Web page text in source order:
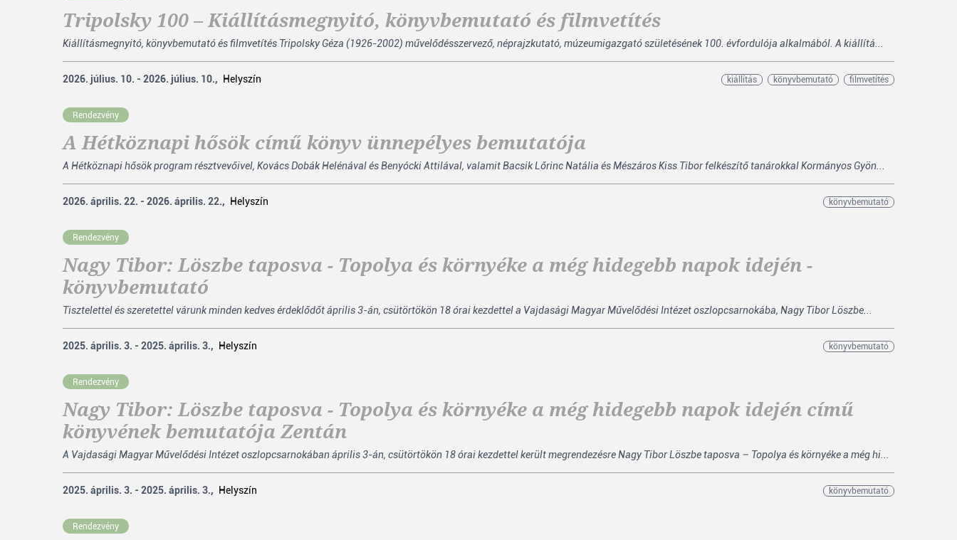
Tripolsky 100 – Kiállításmegnyitó, könyvbemutató és filmvetítés
Kiállításmegnyitó, könyvbemutató és filmvetítés Tripolsky Géza (1926-2002) művelődésszervező, néprajzkutató, múzeumigazgató születésének 100. évfordulója alkalmából. A kiállítá...
2026. július. 10. - 2026. július. 10., Helyszín kiállítás könyvbemutató filmvetítés
Rendezvény
A Hétköznapi hősök című könyv ünnepélyes bemutatója
A Hétköznapi hősök program résztvevőivel, Kovács Dobák Helénával és Benyócki Attilával, valamit Bacsik Lőrinc Natália és Mészáros Kiss Tibor felkészítő tanárokkal Kormányos Gyön...
2026. április. 22. - 2026. április. 22., Helyszín könyvbemutató
Rendezvény
Nagy Tibor: Löszbe taposva - Topolya és környéke a még hidegebb napok idején -
könyvbemutató
Tisztelettel és szeretettel várunk minden kedves érdeklődőt április 3-án, csütörtökön 18 órai kezdettel a Vajdasági Magyar Művelődési Intézet oszlopcsarnokába, Nagy Tibor Löszbe...
2025. április. 3. - 2025. április. 3., Helyszín könyvbemutató
Rendezvény
Nagy Tibor: Löszbe taposva - Topolya és környéke a még hidegebb napok idején című
könyvének bemutatója Zentán
A Vajdasági Magyar Művelődési Intézet oszlopcsarnokában április 3-án, csütörtökön 18 órai kezdettel került megrendezésre Nagy Tibor Löszbe taposva – Topolya és környéke a még hi...
2025. április. 3. - 2025. április. 3., Helyszín könyvbemutató
Rendezvény